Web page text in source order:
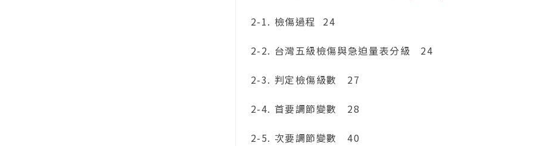
2-1. 檢傷過程 24
2-2. 台灣五級檢傷與急迫量表分級 24
2-3. 判定檢傷級數 27
2-4. 首要調節變數 28
2-5. 次要調節變數 40